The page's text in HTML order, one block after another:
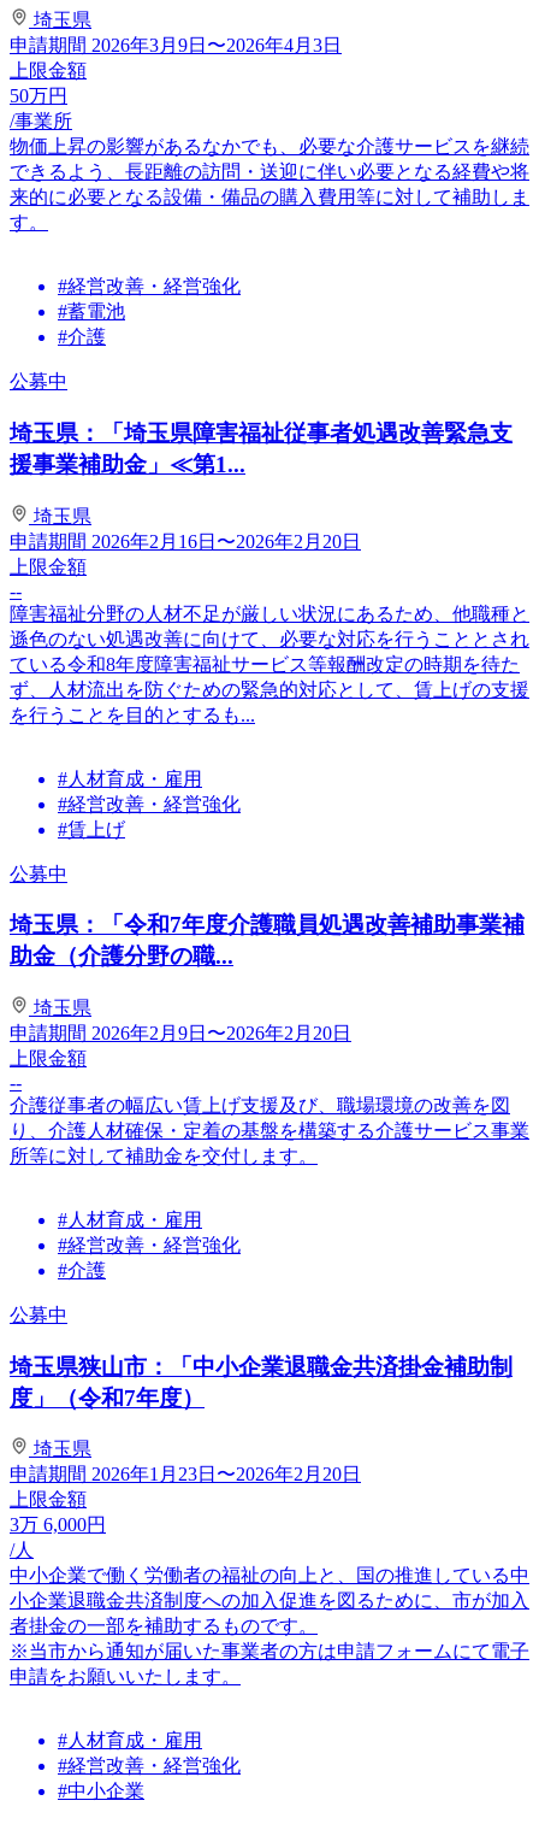
埼玉県
申請期間 2026年3月9日〜2026年4月3日
上限金額
50万円
/事業所
物価上昇の影響があるなかでも、必要な介護サービスを継続
できるよう、長距離の訪問・送迎に伴い必要となる経費や将
来的に必要となる設備・備品の購入費用等に対して補助しま
す。
#経営改善・経営強化
#蓄電池
#介護
公募中
埼玉県：「埼玉県障害福祉従事者処遇改善緊急支
援事業補助金」≪第1...
埼玉県
申請期間 2026年2月16日〜2026年2月20日
上限金額
--
障害福祉分野の人材不足が厳しい状況にあるため、他職種と
遜色のない処遇改善に向けて、必要な対応を行うこととされ
ている令和8年度障害福祉サービス等報酬改定の時期を待た
ず、人材流出を防ぐための緊急的対応として、賃上げの支援
を行うことを目的とするも...
#人材育成・雇用
#経営改善・経営強化
#賃上げ
公募中
埼玉県：「令和7年度介護職員処遇改善補助事業補
助金（介護分野の職...
埼玉県
申請期間 2026年2月9日〜2026年2月20日
上限金額
--
介護従事者の幅広い賃上げ支援及び、職場環境の改善を図
り、介護人材確保・定着の基盤を構築する介護サービス事業
所等に対して補助金を交付します。
#人材育成・雇用
#経営改善・経営強化
#介護
公募中
埼玉県狭山市：「中小企業退職金共済掛金補助制
度」（令和7年度）
埼玉県
申請期間 2026年1月23日〜2026年2月20日
上限金額
3万 6,000円
/人
中小企業で働く労働者の福祉の向上と、国の推進している中
小企業退職金共済制度への加入促進を図るために、市が加入
者掛金の一部を補助するものです。
※当市から通知が届いた事業者の方は申請フォームにて電子
申請をお願いいたします。
#人材育成・雇用
#経営改善・経営強化
#中小企業